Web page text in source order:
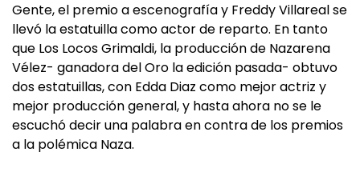
Gente, el premio a escenografía y Freddy Villareal se
llevó la estatuilla como actor de reparto. En tanto
que Los Locos Grimaldi, la producción de Nazarena
Vélez- ganadora del Oro la edición pasada- obtuvo
dos estatuillas, con Edda Diaz como mejor actriz y
mejor producción general, y hasta ahora no se le
escuchó decir una palabra en contra de los premios
a la polémica Naza.